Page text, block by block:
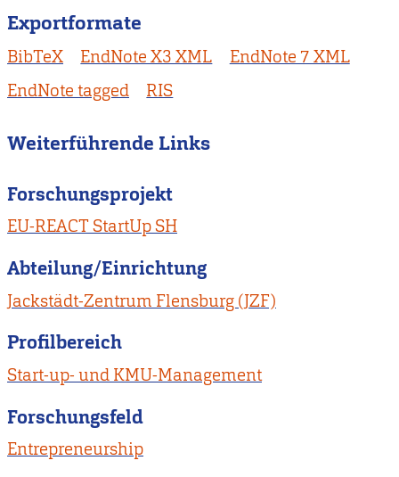
Exportformate
BibTeX EndNote X3 XML
EndNote 7 XML
EndNote tagged
RIS
Weiterführende Links
Forschungsprojekt
EU-REACT StartUp SH
Abteilung/Einrichtung
Jackstädt-Zentrum Flensburg (JZF)
Profilbereich
Start-up- und KMU-Management
Forschungsfeld
Entrepreneurship